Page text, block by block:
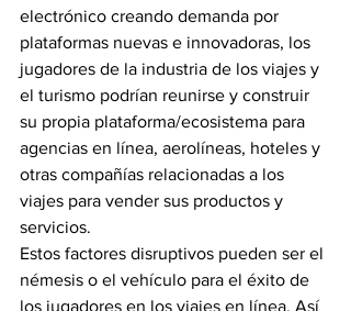
electrónico creando demanda por
plataformas nuevas e innovadoras, los
jugadores de la industria de los viajes y
el turismo podrían reunirse y construir
su propia plataforma/ecosistema para
agencias en línea, aerolíneas, hoteles y
otras compañías relacionadas a los
viajes para vender sus productos y
servicios.
Estos factores disruptivos pueden ser el
némesis o el vehículo para el éxito de
los jugadores en los viajes en línea. Así